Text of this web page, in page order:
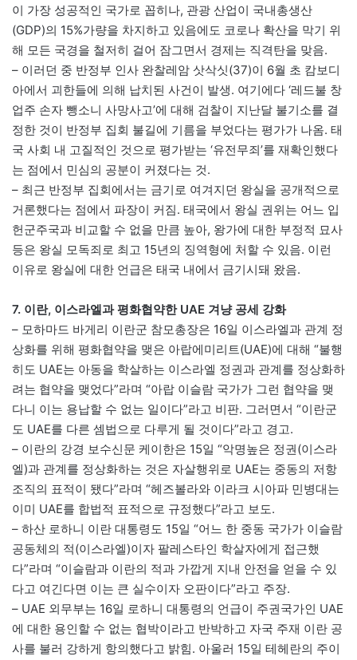
이 가장 성공적인 국가로 꼽히나, 관광 산업이 국내총생산
(GDP)의 15%가량을 차지하고 있음에도 코로나 확산을 막기 위
해 모든 국경을 철저히 걸어 잠그면서 경제는 직격탄을 맞음.
– 이러던 중 반정부 인사 완찰레암 삿삭싯(37)이 6월 초 캄보디
아에서 괴한들에 의해 납치된 사건이 발생. 여기에다 ‘레드불 창
업주 손자 뺑소니 사망사고’에 대해 검찰이 지난달 불기소를 결
정한 것이 반정부 집회 불길에 기름을 부었다는 평가가 나옴. 태
국 사회 내 고질적인 것으로 평가받는 ‘유전무죄’를 재확인했다
는 점에서 민심의 공분이 커졌다는 것.
– 최근 반정부 집회에서는 금기로 여겨지던 왕실을 공개적으로
거론했다는 점에서 파장이 커짐. 태국에서 왕실 권위는 어느 입
헌군주국과 비교할 수 없을 만큼 높아, 왕가에 대한 부정적 묘사
등은 왕실 모독죄로 최고 15년의 징역형에 처할 수 있음. 이런
이유로 왕실에 대한 언급은 태국 내에서 금기시돼 왔음.
7. 이란, 이스라엘과 평화협약한 UAE 겨냥 공세 강화
– 모하마드 바게리 이란군 참모총장은 16일 이스라엘과 관계 정
상화를 위해 평화협약을 맺은 아랍에미리트(UAE)에 대해 “불행
히도 UAE는 아동을 학살하는 이스라엘 정권과 관계를 정상화하
려는 협약을 맺었다”라며 “아랍 이슬람 국가가 그런 협약을 맺
다니 이는 용납할 수 없는 일이다”라고 비판. 그러면서 “이란군
도 UAE를 다른 셈법으로 다루게 될 것이다”라고 경고.
– 이란의 강경 보수신문 케이한은 15일 “악명높은 정권(이스라
엘)과 관계를 정상화하는 것은 자살행위로 UAE는 중동의 저항
조직의 표적이 됐다”라며 “헤즈볼라와 이라크 시아파 민병대는
이미 UAE를 합법적 표적으로 규정했다”라고 보도.
– 하산 로하니 이란 대통령도 15일 “어느 한 중동 국가가 이슬람
공동체의 적(이스라엘)이자 팔레스타인 학살자에게 접근했
다”라며 “이슬람과 이란의 적과 가깝게 지내 안전을 얻을 수 있
다고 여긴다면 이는 큰 실수이자 오판이다”라고 주장.
– UAE 외무부는 16일 로하니 대통령의 언급이 주권국가인 UAE
에 대한 용인할 수 없는 협박이라고 반박하고 자국 주재 이란 공
사를 불러 강하게 항의했다고 밝힘. 아울러 15일 테헤란의 주이